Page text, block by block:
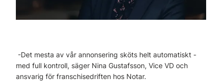
-Det mesta av vår annonsering sköts helt automatiskt -
med full kontroll, säger Nina Gustafsson, Vice VD och
ansvarig för franschisedriften hos Notar.